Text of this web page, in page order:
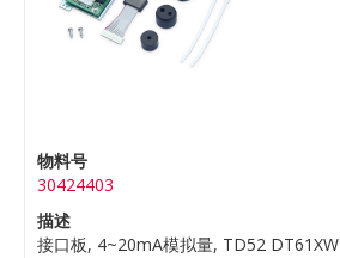
物料号
30424403
描述
接口板, 4~20mA模拟量, TD52 DT61XW